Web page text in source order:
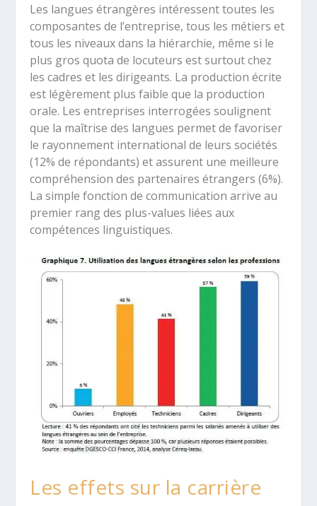
Les langues étrangères intéressent toutes les
composantes de l’entreprise, tous les métiers et
tous les niveaux dans la hiérarchie, même si le
plus gros quota de locuteurs est surtout chez
les cadres et les dirigeants. La production écrite
est légèrement plus faible que la production
orale. Les entreprises interrogées soulignent
que la maîtrise des langues permet de favoriser
le rayonnement international de leurs sociétés
(12% de répondants) et assurent une meilleure
compréhension des partenaires étrangers (6%).
La simple fonction de communication arrive au
premier rang des plus-values liées aux
compétences linguistiques.
Les effets sur la carrière